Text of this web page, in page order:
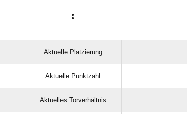
:
Aktuelle Platzierung
Aktuelle Punktzahl
Aktuelles Torverhältnis